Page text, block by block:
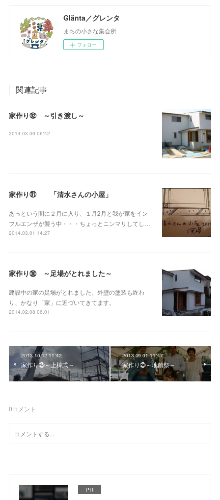
Glänta／グレンタ
まちの小さな集会所
フォロー
関連記事
家作り㉜ ～引き渡し～
2014.03.09 06:42
家作り㉛ 「清水さんの小屋」
あっという間に２月に入り、１月2月と我が家をイン
フルエンザが襲う中・・・ちょっとニンマリしてし…
2014.03.01 14:27
家作り㉚ ～足場がとれました～
建設中の家の足場がとれました。外壁の塗装も終わ
り、かなり「家」に近づいてきてます。
2014.02.08 06:01
2013.10.12 11:42
家作り㉕～上棟式～
2013.09.01 11:47
家作り㉓～地鎮祭～
0コメント
PR